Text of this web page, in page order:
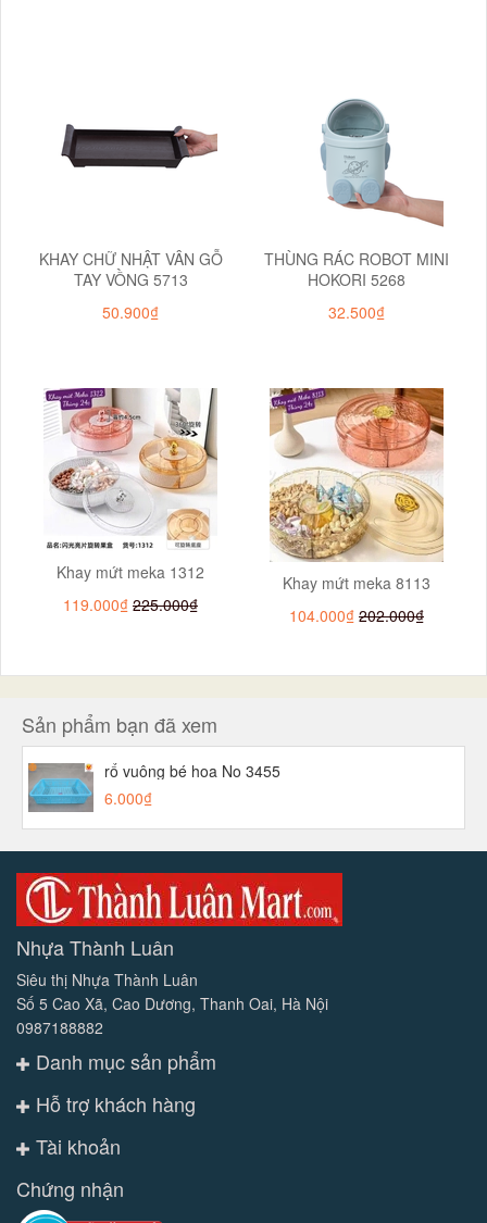
KHAY CHỮ NHẬT VÂN GỖ
TAY VỒNG 5713
50.900₫
THÙNG RÁC ROBOT MINI
HOKORI 5268
32.500₫
Khay mứt meka 1312
119.000₫ 225.000₫
Khay mứt meka 8113
104.000₫ 202.000₫
Sản phẩm bạn đã xem
rổ vuông bé hoa No 3455
6.000₫
Nhựa Thành Luân
Siêu thị Nhựa Thành Luân
Số 5 Cao Xã, Cao Dương, Thanh Oai, Hà Nội
0987188882
Danh mục sản phẩm
Hỗ trợ khách hàng
Tài khoản
Chứng nhận